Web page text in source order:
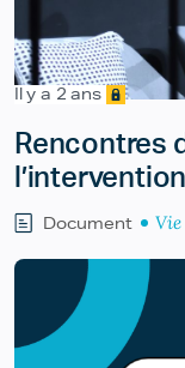
Il y a 2 ans
Rencontres
Document Vie